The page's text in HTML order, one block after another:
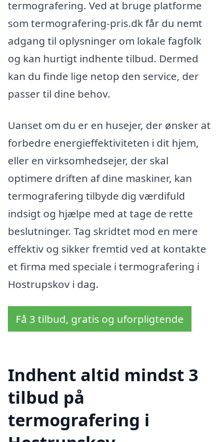
termografering. Ved at bruge platforme
som termografering-pris.dk får du nemt
adgang til oplysninger om lokale fagfolk
og kan hurtigt indhente tilbud. Dermed
kan du finde lige netop den service, der
passer til dine behov.
Uanset om du er en husejer, der ønsker at
forbedre energieffektiviteten i dit hjem,
eller en virksomhedsejer, der skal
optimere driften af dine maskiner, kan
termografering tilbyde dig værdifuld
indsigt og hjælpe med at tage de rette
beslutninger. Tag skridtet mod en mere
effektiv og sikker fremtid ved at kontakte
et firma med speciale i termografering i
Hostrupskov i dag.
Få 3 tilbud, gratis og uforpligtende
Indhent altid mindst 3
tilbud på
termografering i